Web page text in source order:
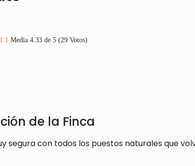
1 1 Media 4.33 de 5 (29 Votos)
de la Finca
segura con todos los puestos naturales que